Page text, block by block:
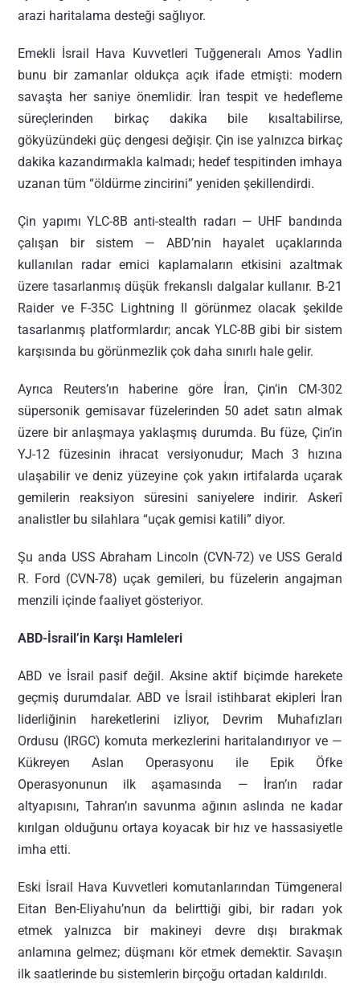
arazi haritalama desteği sağlıyor.
Emekli İsrail Hava Kuvvetleri Tuğgeneralı Amos Yadlin
bunu bir zamanlar oldukça açık ifade etmişti: modern
savaşta her saniye önemlidir. İran tespit ve hedefleme
süreçlerinden birkaç dakika bile kısaltabilirse,
gökyüzündeki güç dengesi değişir. Çin ise yalnızca birkaç
dakika kazandırmakla kalmadı; hedef tespitinden imhaya
uzanan tüm “öldürme zincirini” yeniden şekillendirdi.
Çin yapımı YLC-8B anti-stealth radarı — UHF bandında
çalışan bir sistem — ABD’nin hayalet uçaklarında
kullanılan radar emici kaplamaların etkisini azaltmak
üzere tasarlanmış düşük frekanslı dalgalar kullanır. B-21
Raider ve F-35C Lightning II görünmez olacak şekilde
tasarlanmış platformlardır; ancak YLC-8B gibi bir sistem
karşısında bu görünmezlik çok daha sınırlı hale gelir.
Ayrıca Reuters’ın haberine göre İran, Çin’in CM-302
süpersonik gemisavar füzelerinden 50 adet satın almak
üzere bir anlaşmaya yaklaşmış durumda. Bu füze, Çin’in
YJ-12 füzesinin ihracat versiyonudur; Mach 3 hızına
ulaşabilir ve deniz yüzeyine çok yakın irtifalarda uçarak
gemilerin reaksiyon süresini saniyelere indirir. Askerî
analistler bu silahlara “uçak gemisi katili” diyor.
Şu anda USS Abraham Lincoln (CVN-72) ve USS Gerald
R. Ford (CVN-78) uçak gemileri, bu füzelerin angajman
menzili içinde faaliyet gösteriyor.
ABD-İsrail’in Karşı Hamleleri
ABD ve İsrail pasif değil. Aksine aktif biçimde harekete
geçmiş durumdalar. ABD ve İsrail istihbarat ekipleri İran
liderliğinin hareketlerini izliyor, Devrim Muhafızları
Ordusu (IRGC) komuta merkezlerini haritalandırıyor ve —
Kükreyen Aslan Operasyonu ile Epik Öfke
Operasyonunun ilk aşamasında — İran’ın radar
altyapısını, Tahran’ın savunma ağının aslında ne kadar
kırılgan olduğunu ortaya koyacak bir hız ve hassasiyetle
imha etti.
Eski İsrail Hava Kuvvetleri komutanlarından Tümgeneral
Eitan Ben-Eliyahu’nun da belirttiği gibi, bir radarı yok
etmek yalnızca bir makineyi devre dışı bırakmak
anlamına gelmez; düşmanı kör etmek demektir. Savaşın
ilk saatlerinde bu sistemlerin birçoğu ortadan kaldırıldı.